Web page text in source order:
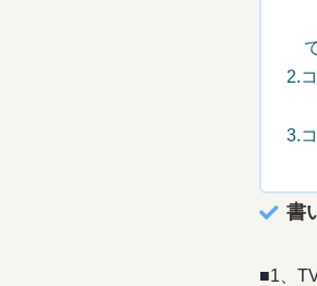
で
2.
3.
書
■1、